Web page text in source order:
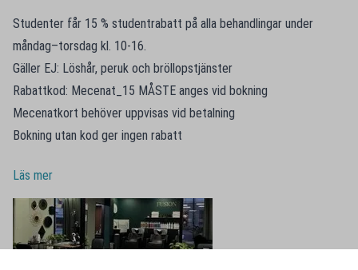
Studenter får 15 % studentrabatt på alla behandlingar under
måndag–torsdag kl. 10-16.
Gäller EJ: Löshår, peruk och bröllopstjänster
Rabattkod: Mecenat_15 MÅSTE anges vid bokning
Mecenatkort behöver uppvisas vid betalning
Bokning utan kod ger ingen rabatt
Läs mer